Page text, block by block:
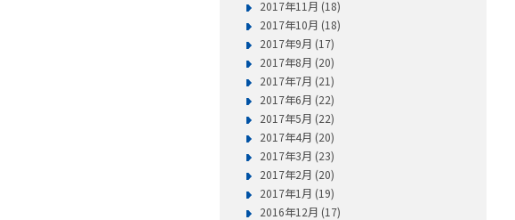
2017年11月 (18)
2017年10月 (18)
2017年9月 (17)
2017年8月 (20)
2017年7月 (21)
2017年6月 (22)
2017年5月 (22)
2017年4月 (20)
2017年3月 (23)
2017年2月 (20)
2017年1月 (19)
2016年12月 (17)